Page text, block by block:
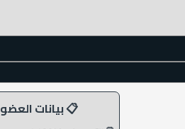
📋 بيانات العضو